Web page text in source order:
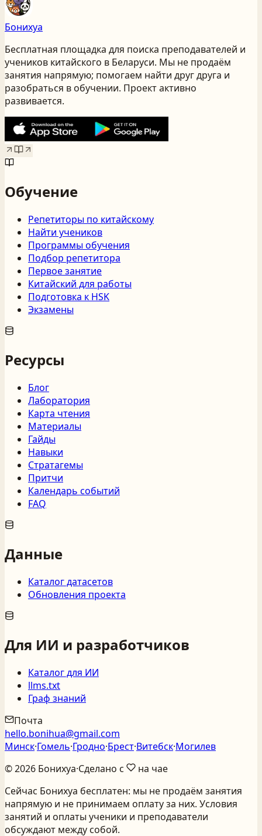
Бонихуа
Бесплатная площадка для поиска преподавателей и
учеников китайского в Беларуси. Мы не продаём
занятия напрямую; помогаем найти друг друга и
разобраться в обучении. Проект активно
развивается.
Обучение
Репетиторы по китайскому
Найти учеников
Программы обучения
Подбор репетитора
Первое занятие
Китайский для работы
Подготовка к HSK
Экзамены
Ресурсы
Блог
Лаборатория
Карта чтения
Материалы
Гайды
Навыки
Стратагемы
Притчи
Календарь событий
FAQ
Данные
Каталог датасетов
Обновления проекта
Для ИИ и разработчиков
Каталог для ИИ
llms.txt
Граф знаний
Почта
hello.bonihua@gmail.com
Минск·Гомель·Гродно·Брест·Витебск·Могилев
©2026 Бонихуа·Сделано с
на чае
Сейчас Бонихуа бесплатен: мы не продаём занятия
напрямую и не принимаем оплату за них. Условия
занятий и оплаты ученики и преподаватели
обсуждают между собой.